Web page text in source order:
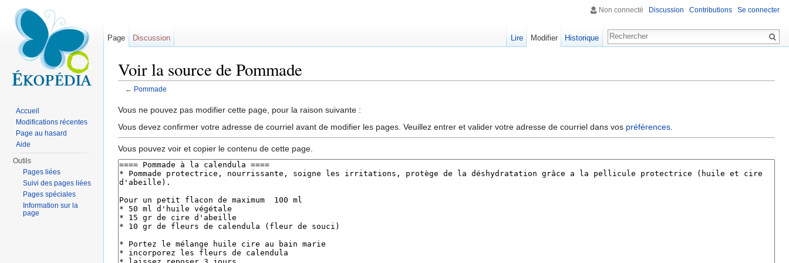
Voir la source de Pommade
← Pommade
Vous ne pouvez pas modifier cette page, pour la raison suivante :
Vous devez confirmer votre adresse de courriel avant de modifier les pages. Veuillez entrer et valider votre adresse de courriel dans vos préférences
Vous pouvez voir et copier le contenu de cette page.
Non connecté Discussion Contributions Se connecter
Page Discussion Lire Modifier Historique
Accueil
Modifications récentes
Page au hasard
Aide
Outils
Pages liées
Suivi des pages liées
Pages spéciales
Information sur la
page